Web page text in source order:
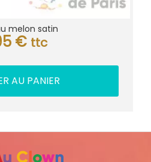
melon satin
€ ttc
AU PANIER